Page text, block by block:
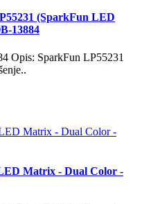
(SparkFun LED
13884
Opis: SparkFun LP55231
Matrix - Dual Color -